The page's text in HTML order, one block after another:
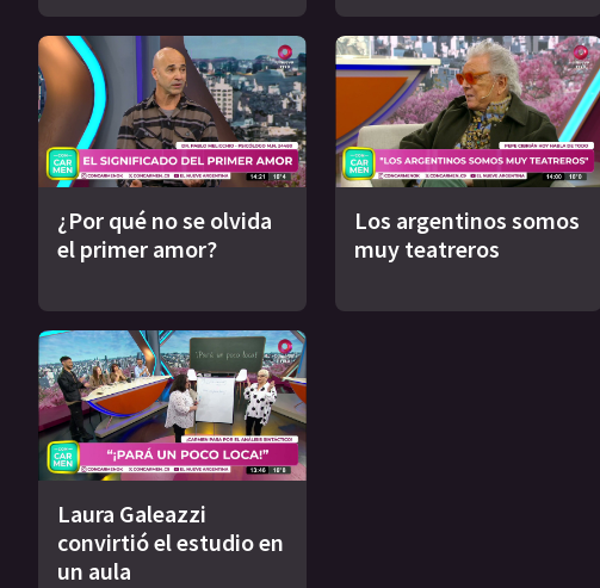
¿Por qué no se olvida
el primer amor?
Los argentinos somos
muy teatreros
Laura Galeazzi
convirtió el estudio en
un aula